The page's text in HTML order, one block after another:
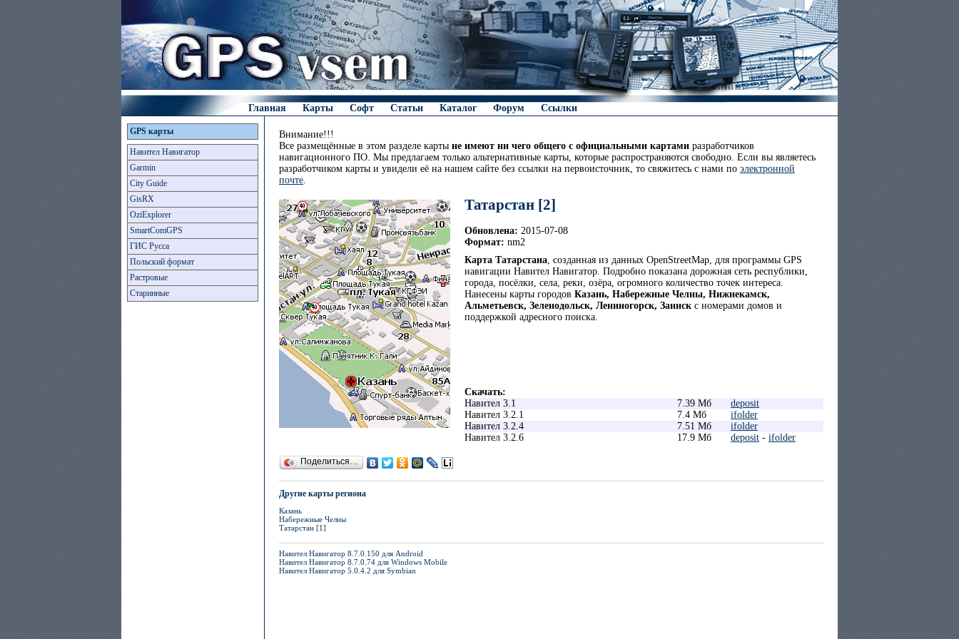
Главная Карты Софт Статьи Каталог Форум Ссылки
GPS карты
Навител Навигатор
Garmin
City Guide
GisRX
OziExplorer
SmartComGPS
ГИС Русса
Польский формат
Растровые
Старинные
Внимание!!!
Все размещённые в этом разделе карты не имеют ни чего общего с официальными картами разработчиков
навигационного ПО. Мы предлагаем только альтернативные карты, которые распространяются свободно. Если вы являетесь
разработчиком карты и увидели её на нашем сайте без ссылки на первоисточник, то свяжитесь с нами по электронной
почте.
Татарстан [2]
Обновлена: 2015-07-08
Формат: nm2
Карта Татарстана , созданная из данных OpenStreetMap, для программы GPS
навигации Навител Навигатор. Подробно показана дорожная сеть республики,
города, посёлки, села, реки, озёра, огромного количество точек интереса.
Нанесены карты городов Казань, Набережные Челны, Нижнекамск,
Альметьевск, Зеленодольск, Лениногорск, Заинск с номерами домов и
поддержкой адресного поиска.
Скачать:
Навител 3.1
7.39 Мб
deposit
Навител 3.2.1
7.4 Мб
ifolder
Навител 3.2.4
7.51 Мб
ifolder
Навител 3.2.6
17.9 Мб deposit - ifolder
Поделиться…
Другие карты региона
Казань
Набережные Челны
Татарстан [1]
Навител Навигатор 8.7.0.150 для Android
Навител Навигатор 8.7.0.74 для Windows Mobile
Навител Навигатор 5.0.4.2 для Symbian